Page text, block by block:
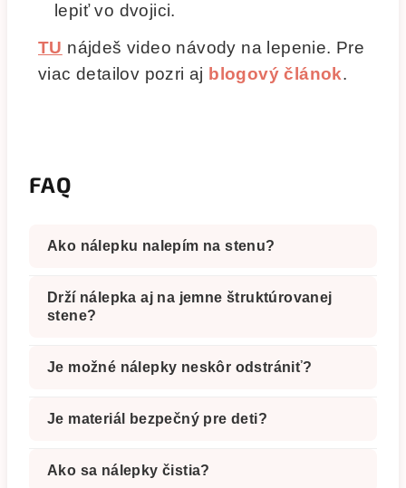
lepiť vo dvojici.
TU nájdeš video návody na lepenie. Pre
viac detailov pozri aj blogový článok.
FAQ
Ako nálepku nalepím na stenu?
Drží nálepka aj na jemne štruktúrovanej
stene?
Je možné nálepky neskôr odstrániť?
Je materiál bezpečný pre deti?
Ako sa nálepky čistia?